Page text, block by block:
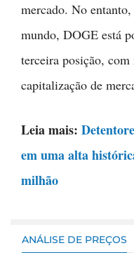
mercado. No
mundo, DOGE está
terceira posição,
capitalização de
Leia mais:
em uma alta
milhão
ANÁLISE DE PREÇOS